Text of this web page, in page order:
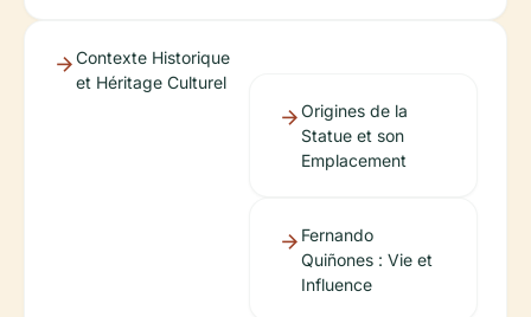
Contexte Historique
et Héritage Culturel
Origines de la
Statue et son
Emplacement
Fernando
Quiñones : Vie et
Influence